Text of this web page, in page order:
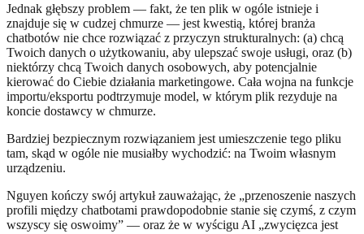
Jednak głębszy problem — fakt, że ten plik w ogóle istnieje i
znajduje się w cudzej chmurze — jest kwestią, której branża
chatbotów nie chce rozwiązać z przyczyn strukturalnych: (a) chcą
Twoich danych o użytkowaniu, aby ulepszać swoje usługi, oraz (b)
niektórzy chcą Twoich danych osobowych, aby potencjalnie
kierować do Ciebie działania marketingowe. Cała wojna na funkcje
importu/eksportu podtrzymuje model, w którym plik rezyduje na
koncie dostawcy w chmurze.
Bardziej bezpiecznym rozwiązaniem jest umieszczenie tego pliku
tam, skąd w ogóle nie musiałby wychodzić: na Twoim własnym
urządzeniu.
Nguyen kończy swój artykuł zauważając, że „przenoszenie naszych
profili między chatbotami prawdopodobnie stanie się czymś, z czym
wszyscy się oswoimy” — oraz że w wyścigu AI „zwycięzca jest